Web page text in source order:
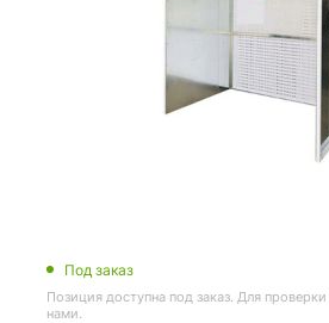
Под заказ
Позиция доступна под заказ. Для
нами.